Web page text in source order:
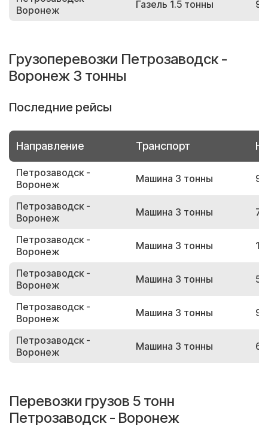
Воронеж
Газель 1.5 тонны
Грузоперевозки Петрозаводск -
Воронеж 3 тонны
Последние рейсы
Направление Транспорт
Петрозаводск -
Воронеж
Машина 3 тонны
Петрозаводск -
Воронеж
Машина 3 тонны
Петрозаводск -
Воронеж
Машина 3 тонны
Петрозаводск -
Воронеж
Машина 3 тонны
Петрозаводск -
Воронеж
Машина 3 тонны
Петрозаводск -
Воронеж
Машина 3 тонны
Перевозки грузов 5 тонн
Петрозаводск - Воронеж